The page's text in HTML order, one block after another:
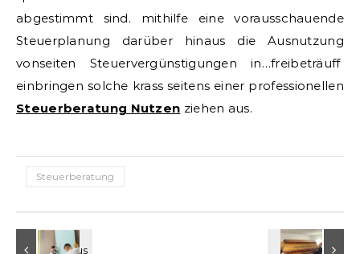
abgestimmt sind. mithilfe eine vorausschauende
Steuerplanung darüber hinaus die Ausnutzung
vonseiten Steuervergünstigungen in…freibeträuff
einbringen solche krass seitens einer professionellen
Steuerberatung Nutzen ziehen aus.
Steuerberatung